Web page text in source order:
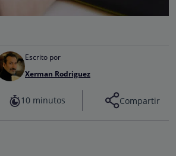
Escrito por
Xerman Rodriguez
10 minutos Compartir